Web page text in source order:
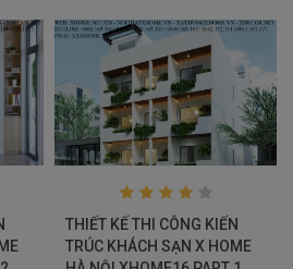
THIẾT KẾ THI CÔNG KIẾN
TRÚC KHÁCH SẠN X HOME